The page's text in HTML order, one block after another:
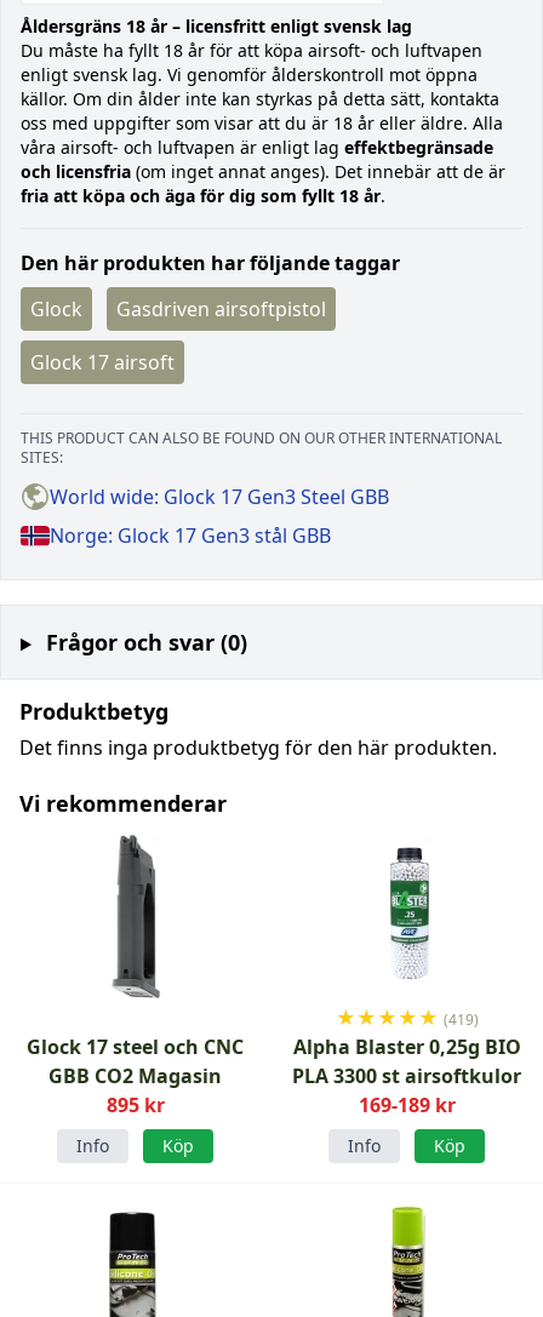
Åldersgräns 18 år – licensfritt enligt svensk lag
Du måste ha fyllt 18 år för att köpa airsoft- och luftvapen
enligt svensk lag. Vi genomför ålderskontroll mot öppna
källor. Om din ålder inte kan styrkas på detta sätt, kontakta
oss med uppgifter som visar att du är 18 år eller äldre. Alla
våra airsoft- och luftvapen är enligt lag effektbegränsade
och licensfria (om inget annat anges). Det innebär att de är
fria att köpa och äga för dig som fyllt 18 år.
Den här produkten har följande taggar
Glock
Gasdriven airsoftpistol
Glock 17 airsoft
THIS PRODUCT CAN ALSO BE FOUND ON OUR OTHER INTERNATIONAL
SITES:
World wide: Glock 17 Gen3 Steel GBB
Norge: Glock 17 Gen3 stål GBB
Frågor och svar (0)
Produktbetyg
Det finns inga produktbetyg för den här produkten.
Vi rekommenderar
Glock 17 steel och CNC
GBB CO2 Magasin
895 kr
Info Köp
★★★★★ (419)
Alpha Blaster 0,25g BIO
PLA 3300 st airsoftkulor
169-189 kr
Info Köp